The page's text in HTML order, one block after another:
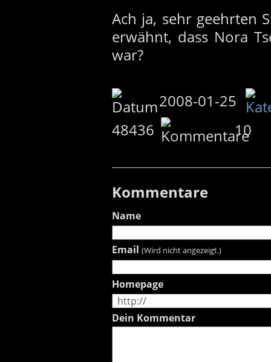
Ach ja, sehr geehrten
erwähnt, dass Nora
war?
2008-01-25
48436
10
Kommentare
Name
Email (Wird nicht angezeigt.)
Homepage
Dein Kommentar